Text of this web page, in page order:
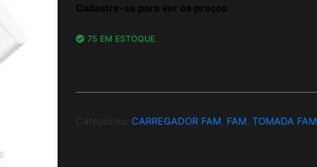
Cadastre-se para ver os preços
75 EM ESTOQUE
Categorias: CARREGADOR FAM, FAM, TOMADA FAM